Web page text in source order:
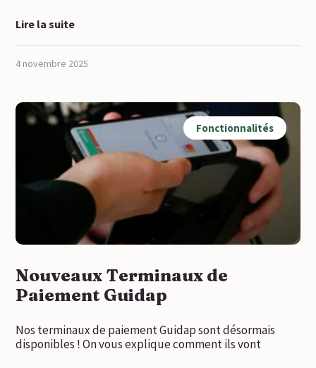
Lire la suite
4 novembre 2025
Fonctionnalités
Nouveaux Terminaux de
Paiement Guidap
Nos terminaux de paiement Guidap sont désormais
disponibles ! On vous explique comment ils vont